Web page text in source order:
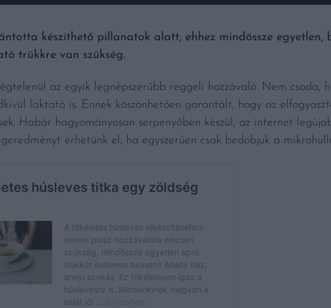
készíthető pillanatok alatt, ehhez mindössze
trükkre van szükség.
az egyik legnépszerűbb reggeli hozzávaló. Nem csoda,
laktató is. Ennek köszönhetően garantált, hogy az
Habár hagyományosan serpenyőben készül, az internet
érhetünk el, ha egyszerűen csak bedobjuk a